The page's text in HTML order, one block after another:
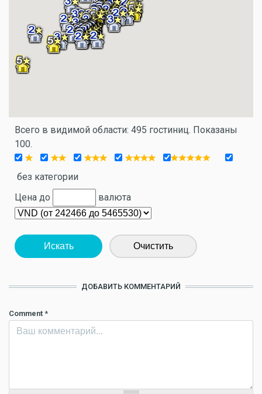
Всего в видимой области: 495 гостиниц. Показаны
100.
без категории
Цена до
валюта
Искать Очистить
ДОБАВИТЬ КОММЕНТАРИЙ
Comment *